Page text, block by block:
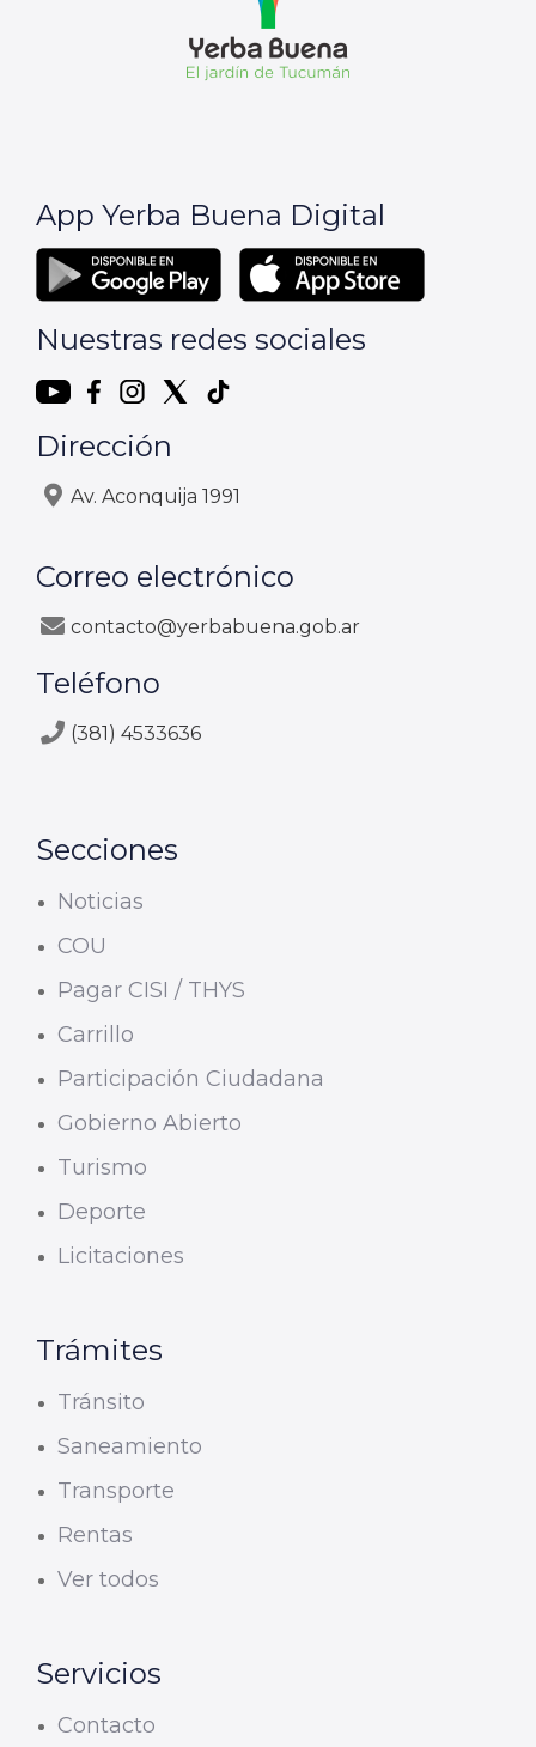
App Yerba Buena Digital
Nuestras redes sociales
Dirección
Av. Aconquija 1991
Correo electrónico
contacto@yerbabuena.gob.ar
Teléfono
(381) 4533636
Secciones
Noticias
COU
Pagar CISI / THYS
Carrillo
Participación Ciudadana
Gobierno Abierto
Turismo
Deporte
Licitaciones
Trámites
Tránsito
Saneamiento
Transporte
Rentas
Ver todos
Servicios
Contacto